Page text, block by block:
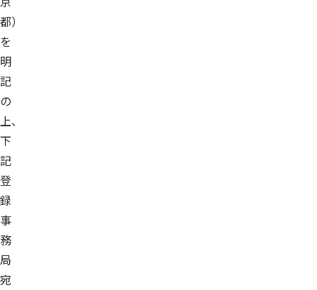
都）
を
明
記
の
上、
下
記
登
録
事
務
局
宛